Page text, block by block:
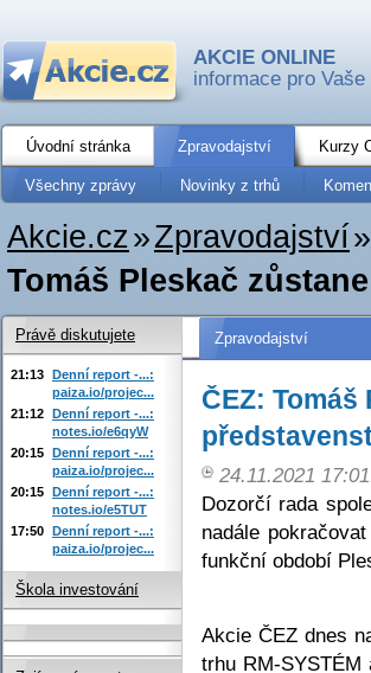
AKCIE ONLINE
informace pro
Úvodní stránka Zpravodajství Kurzy
Všechny zprávy Novinky z trhů
Akcie.cz»Zpravodajství»
Tomáš Pleskač
Zpravodajství
ČEZ:
24.11.2021
Dozorčí rada
nadále
funkční období
Akcie ČEZ dnes
trhu RM-
Právě diskutujete
21:13 Denní report -...:
paiza.io/projec...
21:12 Denní report -...:
notes.io/e6qyW
20:15 Denní report -...:
paiza.io/projec...
20:15 Denní report -...:
notes.io/e5TUT
17:50 Denní report -...:
paiza.io/projec...
Škola investování